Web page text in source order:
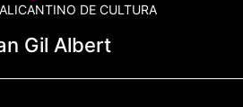
DE CULTURA
Gil Albert